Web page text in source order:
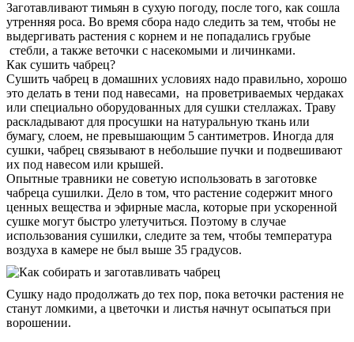
Заготавливают тимьян в сухую погоду, после того, как сошла
утренняя роса. Во время сбора надо следить за тем, чтобы не
выдергивать растения с корнем и не попадались грубые
стебли, а также веточки с насекомыми и личинками.
Как сушить чабрец?
Сушить чабрец в домашних условиях надо правильно, хорошо
это делать в тени под навесами, на проветриваемых чердаках
или специально оборудованных для сушки стеллажах. Траву
раскладывают для просушки на натуральную ткань или
бумагу, слоем, не превышающим 5 сантиметров. Иногда для
сушки, чабрец связывают в небольшие пучки и подвешивают
их под навесом или крышей.
Опытные травники не советую использовать в заготовке
чабреца сушилки. Дело в том, что растение содержит много
ценных вещества и эфирные масла, которые при ускоренной
сушке могут быстро улетучиться. Поэтому в случае
использования сушилки, следите за тем, чтобы температура
воздуха в камере не был выше 35 градусов.
Сушку надо продолжать до тех пор, пока веточки растения не
станут ломкими, а цветочки и листья начнут осыпаться при
ворошении.